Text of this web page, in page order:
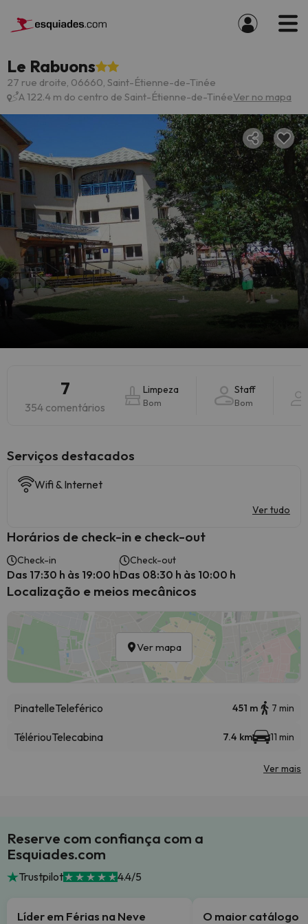
Le Rabuons
27 rue droite, 06660, Saint-Étienne-de-Tinée
A 122.4 m do centro de Saint-Étienne-de-TinéeVer no mapa
7
354 comentários
Limpeza
Bom
Staff
Bom
Serviços destacados
Wifi & Internet
Ver tudo
Horários de check-in e check-out
Check-in
Das 17:30 h às 19:00 h
Check-out
Das 08:30 h às 10:00 h
Localização e meios mecânicos
Ver mapa
PinatelleTeleférico 451 m 7 min
TélériouTelecabina 7.4 km 11 min
Ver mais
Reserve com confiança com a
Esquiades.com
Trustpilot 4.4/5
Líder em Férias na Neve O maior catálogo